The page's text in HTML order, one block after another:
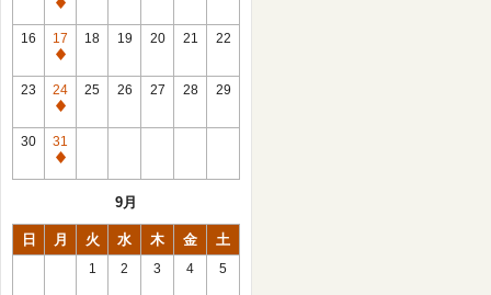
休
館
日
16
17
休
館
日
18 19 20 21 22
23
24
休
館
日
25 26 27 28 29
30
31
休
9月
日 月 火 水 木 金 土
1 2 3 4 5